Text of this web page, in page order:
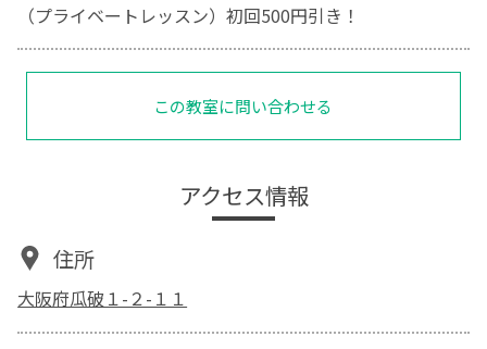
（プライベートレッスン）初回500円引き！
この教室に問い合わせる
アクセス情報
住所
大阪府瓜破１-２-１１